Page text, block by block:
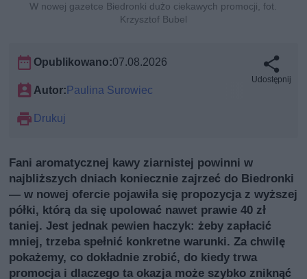
W nowej gazetce Biedronki dużo ciekawych promocji, fot.
Krzysztof Bubel
Opublikowano:07.08.2026
Autor: Paulina Surowiec
Drukuj
Udostępnij
Fani aromatycznej kawy ziarnistej powinni w
najbliższych dniach koniecznie zajrzeć do Biedronki
— w nowej ofercie pojawiła się propozycja z wyższej
półki, którą da się upolować nawet prawie 40 zł
taniej. Jest jednak pewien haczyk: żeby zapłacić
mniej, trzeba spełnić konkretne warunki. Za chwilę
pokażemy, co dokładnie zrobić, do kiedy trwa
promocja i dlaczego ta okazja może szybko zniknąć